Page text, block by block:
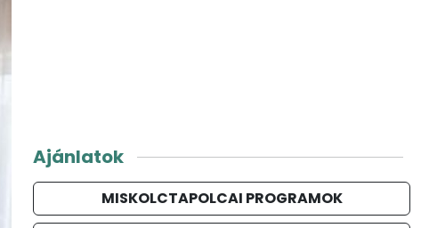
Ajánlatok
MISKOLCTAPOLCAI PROGRAMOK